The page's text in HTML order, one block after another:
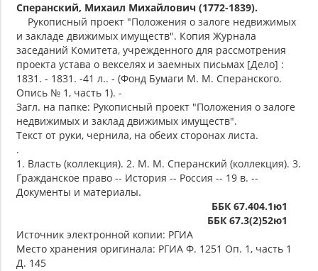
Сперанский, Михаил Михайлович (1772-1839).
Рукописный проект "Положения о залоге недвижимых
и закладе движимых имуществ". Копия Журнала
заседаний Комитета, учрежденного для рассмотрения
проекта устава о векселях и заемных письмах [Дело] :
1831. - 1831. -41 л.. - (Фонд Бумаги М. М. Сперанского.
Опись № 1, часть 1). -
Загл. на папке: Рукописный проект "Положения о залоге
недвижимых и заклад движимых имуществ".
Текст от руки, чернила, на обеих сторонах листа.
.
1. Власть (коллекция). 2. М. М. Сперанский (коллекция). 3.
Гражданское право -- История -- Россия -- 19 в. --
Документы и материалы.
ББК 67.404.1ю1
ББК 67.3(2)52ю1
Источник электронной копии: РГИА
Место хранения оригинала: РГИА Ф. 1251 Оп. 1, часть 1
Д. 145